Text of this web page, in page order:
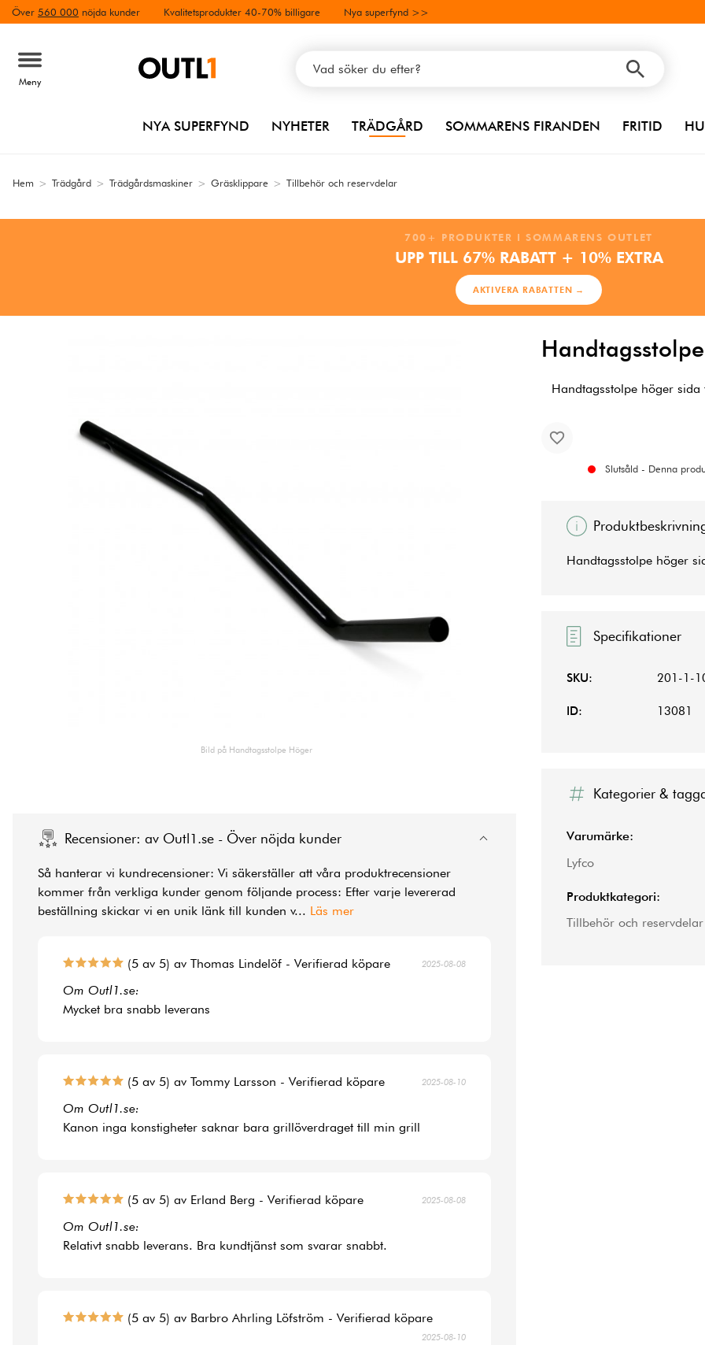
Över 560 000 nöjda kunder Kvalitetsprodukter 40-70% billigare Nya superfynd >>
Meny
NYA SUPERFYND NYHETER TRÄDGÅRD SOMMARENS FIRANDEN FRITID
Hem > Trädgård > Trädgårdsmaskiner > Gräsklippare > Tillbehör och reservdelar
700+ PRODUKTER I SOMMARENS OUTLET
UPP TILL 67% RABATT + 10% EXTRA
AKTIVERA RABATTEN →
Bild på Handtagsstolpe Höger
Handtagsstolpe höger
Slutsåld - Denna
Handtagsstolpe höger
Specifikationer
SKU: 201-1-
ID: 13081
Kategorier &
Varumärke:
Lyfco
Produktkategori:
Tillbehör och reservdelar
Recensioner: av Outl1.se - Över nöjda kunder
Så hanterar vi kundrecensioner: Vi säkerställer att våra produktrecensioner
kommer från verkliga kunder genom följande process: Efter varje levererad
beställning skickar vi en unik länk till kunden v... Läs mer
(5 av 5) av Thomas Lindelöf - Verifierad köpare 2025-08-08
Om Outl1.se:
Mycket bra snabb leverans
(5 av 5) av Tommy Larsson - Verifierad köpare 2025-08-10
Om Outl1.se:
Kanon inga konstigheter saknar bara grillöverdraget till min grill
(5 av 5) av Erland Berg - Verifierad köpare 2025-08-08
Om Outl1.se:
Relativt snabb leverans. Bra kundtjänst som svarar snabbt.
(5 av 5) av Barbro Ahrling Löfström - Verifierad köpare
2025-08-10